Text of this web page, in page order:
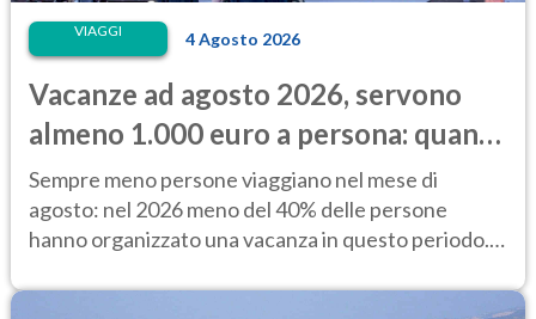
VIAGGI 4 Agosto 2026
Vacanze ad agosto 2026, servono
almeno 1.000 euro a persona: quanto
costano alloggio e trasporti
Sempre meno persone viaggiano nel mese di
agosto: nel 2026 meno del 40% delle persone
hanno organizzato una vacanza in questo periodo.